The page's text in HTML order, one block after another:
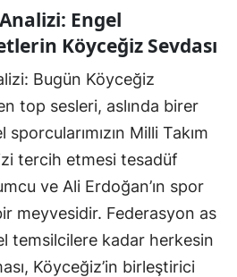
Engel
Köyceğiz Sevdası
Bugün Köyceğiz
top sesleri, aslında birer
sporcularımızın Milli Takım
tercih etmesi tesadüf
ve Ali Erdoğan’ın spor
meyvesidir. Federasyon as
temsilcilere kadar herkesin
Köyceğiz’in birleştirici